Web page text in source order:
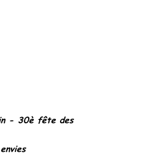
- 30è fête des
envies